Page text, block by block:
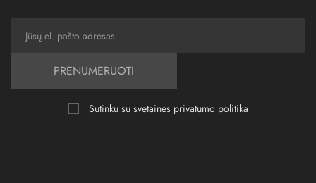
PRENUMERUOTI
Sutinku su svetainės privatumo politika